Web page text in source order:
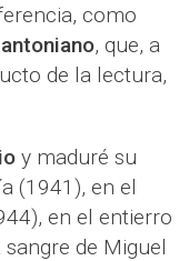
como
, que, a
de la lectura,
y maduré su
(1941), en el
en el entierro
de Miguel